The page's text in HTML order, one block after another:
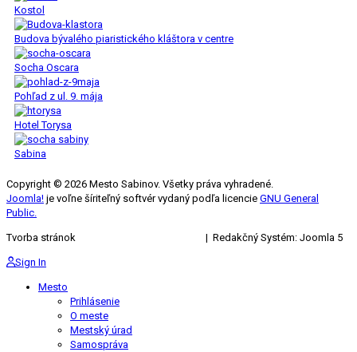
Kostol
Budova bývalého piaristického kláštora v centre
Socha Oscara
Pohľad z ul. 9. mája
Hotel Torysa
Sabina
Copyright © 2026 Mesto Sabinov. Všetky práva vyhradené.
Joomla! je voľne šíriteľný softvér vydaný podľa licencie GNU General
Public.
Tvorba stránok | Redakčný Systém: Joomla 5
Sign In
Mesto
Prihlásenie
O meste
Mestský úrad
Samospráva